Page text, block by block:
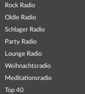
Rock Radio
Oldie Radio
Schlager Radio
Party Radio
Lounge Radio
Weihnachtsradio
Meditationsradio
Top 40